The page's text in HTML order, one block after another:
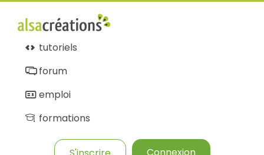
tutoriels
forum
emploi
formations